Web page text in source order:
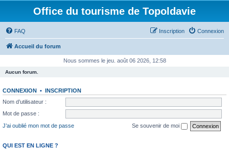
Office du tourisme de Topoldavie
FAQ Connexion
Inscription
Accueil du forum
Nous sommes le jeu. août 06 2026, 12:58
Aucun forum.
CONNEXION • INSCRIPTION
Nom d’utilisateur :
Mot de passe :
J’ai oublié mon mot de passe
Se souvenir de moi
QUI EST EN LIGNE ?